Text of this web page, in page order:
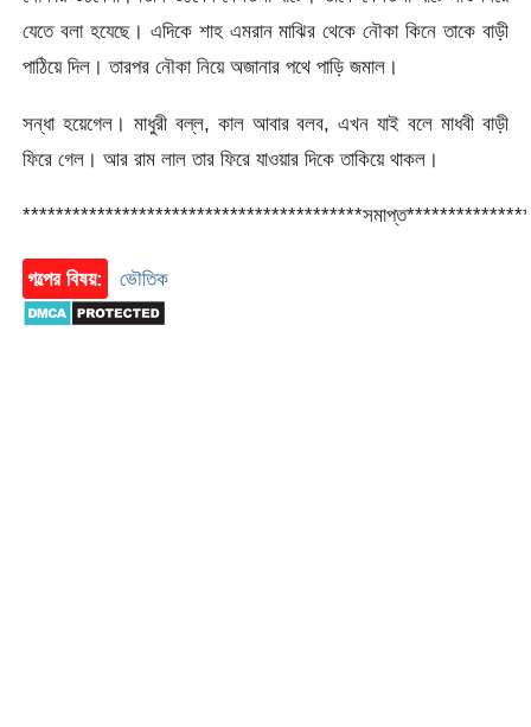
যেতে বলা হযেছে। এদিকে শাহ এমরান মাঝির থেকে নৌকা কিনে তাকে বাড়ী
পাঠিয়ে দিল। তারপর নৌকা নিয়ে অজানার পথে পাড়ি জমাল।
সন্ধা হয়েগেল। মাধুরী বল্ল, কাল আবার বলব, এখন যাই বলে মাধবী বাড়ী
ফিরে গেল। আর রাম লাল তার ফিরে যাওয়ার দিকে তাকিয়ে থাকল।
গল্পের বিষয়: ভৌতিক